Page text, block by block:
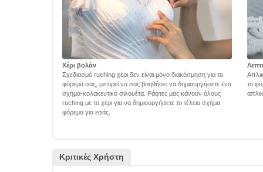
Χέρι βολάν
Σχεδιασμό ruching χέρι δεν είναι μόνο διακόσμηση για το
φόρεμά σας, μπορεί να σας βοηθήσει να δημιουργήσετε ένα
σχήμα-κολακευτικό σιλουέτα. Ράφτες μας κάνουν όλους
ruching με το χέρι για να δημιουργήσετε το τέλειο σχήμα
φόρεμα για εσάς.
το
Κριτικές Χρήστη